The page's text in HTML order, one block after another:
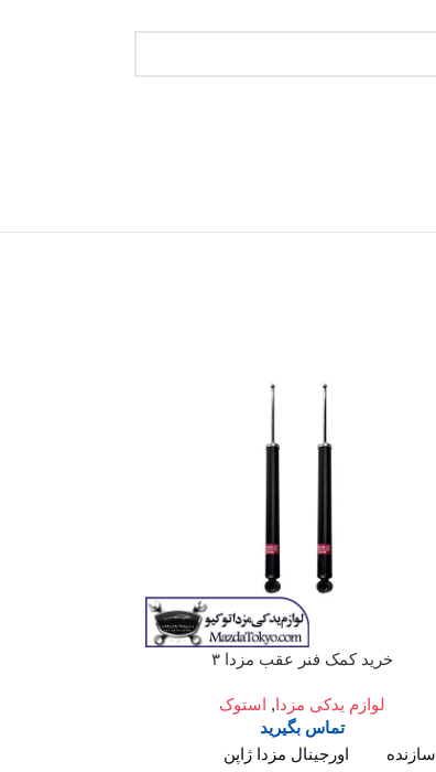
خرید کمک فنر عقب مزدا ۳
لوازم یدکی مزدا, استوک
تماس بگیرید
سازنده
اورجینال مزدا ژاپن